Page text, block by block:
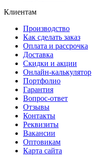
Клиентам
Производство
Как сделать заказ
Оплата и рассрочка
Доставка
Скидки и акции
Онлайн-калькулятор
Портфолио
Гарантия
Вопрос-ответ
Отзывы
Контакты
Реквизиты
Вакансии
Оптовикам
Карта сайта